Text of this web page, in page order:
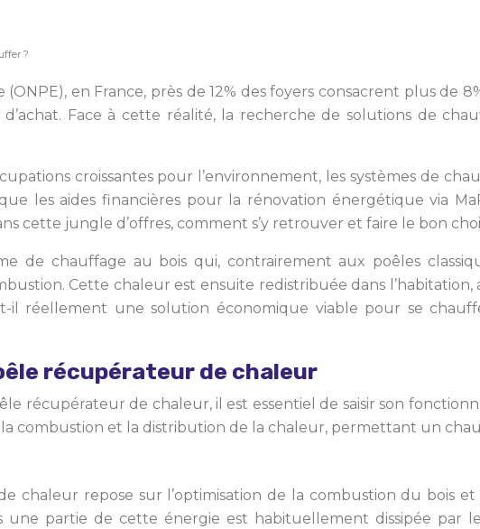
?
en France, près de 12% des foyers consacrent plus
Face à cette réalité, la recherche de solutions de
croissantes pour l’environnement, les systèmes de
les aides financières pour la rénovation énergétique via
cette jungle d’offres, comment s’y retrouver et faire le bon
de chauffage au bois qui, contrairement aux poêles
Cette chaleur est ensuite redistribuée dans
il réellement une solution économique viable pour se
récupérateur de chaleur
récupérateur de chaleur, il est essentiel de saisir son
combustion et la distribution de la chaleur, permettant un
repose sur l’optimisation de la combustion du bois
une partie de cette énergie est habituellement dissipée par